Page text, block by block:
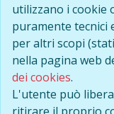
O.N.F.A.
© 2026 · I diritti
utilizzano i cookie
puramente tecnici
per altri scopi
nella pagina web
dei cookies.
L'utente può